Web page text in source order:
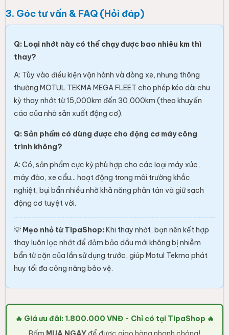
3. Góc tư vấn & FAQ (Hỏi đáp)
Q: Loại nhớt này có thể chạy được bao nhiêu km thì
thay?
A: Tùy vào điều kiện vận hành và dòng xe, nhưng thông
thường MOTUL TEKMA MEGA FLEET cho phép kéo dài chu
kỳ thay nhớt từ 15,000km đến 30,000km (theo khuyến
cáo của nhà sản xuất động cơ).
Q: Sản phẩm có dùng được cho động cơ máy công
trình không?
A: Có, sản phẩm cực kỳ phù hợp cho các loại máy xúc,
máy đào, xe cẩu... hoạt động trong môi trường khắc
nghiệt, bụi bẩn nhiều nhờ khả năng phân tán và giữ sạch
động cơ tuyệt vời.
💡 Mẹo nhỏ từ TipaShop: Khi thay nhớt, bạn nên kết hợp
thay luôn lọc nhớt để đảm bảo dầu mới không bị nhiễm
bẩn từ cặn của lần sử dụng trước, giúp Motul Tekma phát
huy tối đa công năng bảo vệ.
🔥 Giá ưu đãi: 1.800.000 VNĐ - Chỉ có tại TipaShop 🔥